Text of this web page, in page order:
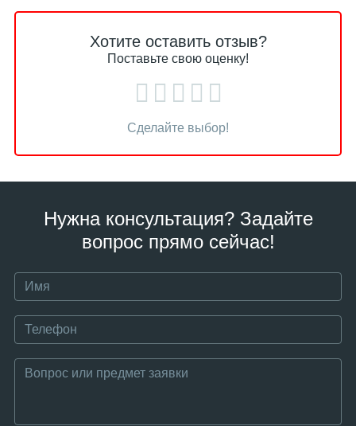
Хотите оставить отзыв?
Поставьте свою оценку!
Сделайте выбор!
Нужна консультация? Задайте
вопрос прямо сейчас!